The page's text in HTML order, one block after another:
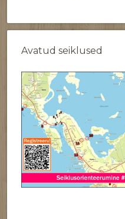
Avatud seiklused